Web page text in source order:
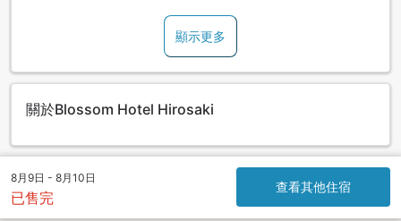
顯示更多
關於Blossom Hotel Hirosaki
8月9日 - 8月10日
已售完
查看其他住宿